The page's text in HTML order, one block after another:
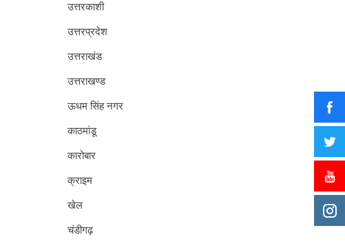
उत्तरकाशी
उत्तरप्रदेश
उत्तराखंड
उत्तराखण्ड
ऊधम सिंह नगर
काठमांडू
कारोबार
क्राइम
खेल
चंडीगढ़